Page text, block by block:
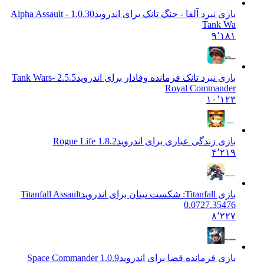
بازی نبرد آلفا - جنگ تانک برای اندروید
1.0.30 Alpha Assault -
Tank Wa
بازی نبرد تانک فرمانده وفادار برای اندروید
2.5.5 Tank Wars-
Royal Commander
۱۰٬۱۲۳
بازی زندگی عیاری برای اندروید Rogue Life 1.8.2
Titanfall Assault
0.0727.35476
بازی فرمانده فضا برای اندروید Space Commander 1.0.9